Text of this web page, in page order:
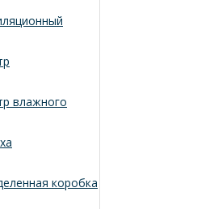
влажного
коробка